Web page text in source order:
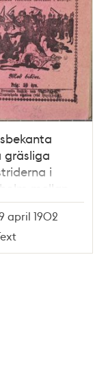
gräsliga
i
mellan
och folket
allmän
införande i
april 1902